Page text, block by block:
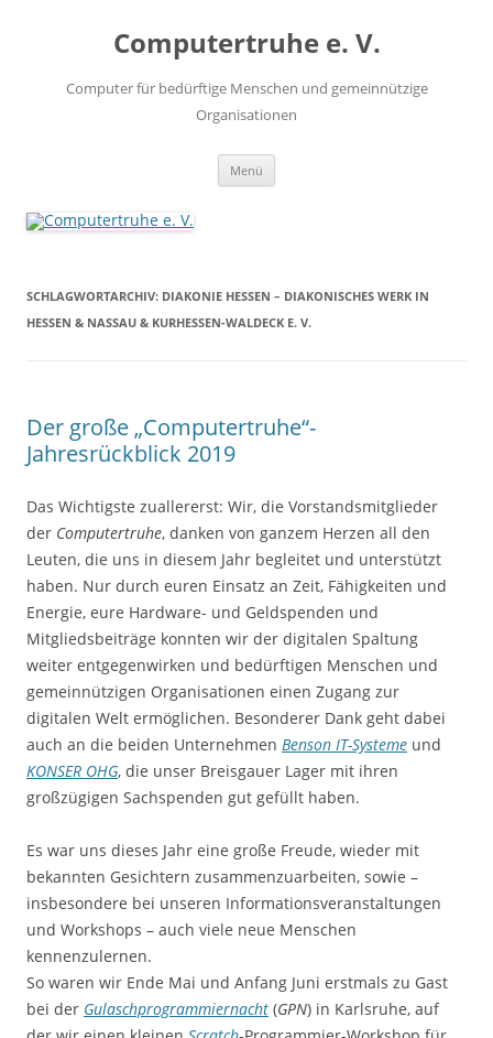
Computertruhe e. V.
Computer für bedürftige Menschen und gemeinnützige
Organisationen
Menü
SCHLAGWORTARCHIV: DIAKONIE HESSEN – DIAKONISCHES WERK IN
HESSEN & NASSAU & KURHESSEN-WALDECK E. V.
Der große „Computertruhe“-
Jahresrückblick 2019
Das Wichtigste zuallererst: Wir, die Vorstandsmitglieder
der Computertruhe, danken von ganzem Herzen all den
Leuten, die uns in diesem Jahr begleitet und unterstützt
haben. Nur durch euren Einsatz an Zeit, Fähigkeiten und
Energie, eure Hardware- und Geldspenden und
Mitgliedsbeiträge konnten wir der digitalen Spaltung
weiter entgegenwirken und bedürftigen Menschen und
gemeinnützigen Organisationen einen Zugang zur
digitalen Welt ermöglichen. Besonderer Dank geht dabei
auch an die beiden Unternehmen Benson IT-Systeme und
KONSER OHG, die unser Breisgauer Lager mit ihren
großzügigen Sachspenden gut gefüllt haben.
Es war uns dieses Jahr eine große Freude, wieder mit
bekannten Gesichtern zusammenzuarbeiten, sowie –
insbesondere bei unseren Informationsveranstaltungen
und Workshops – auch viele neue Menschen
kennenzulernen.
So waren wir Ende Mai und Anfang Juni erstmals zu Gast
bei der Gulaschprogrammiernacht (GPN) in Karlsruhe, auf